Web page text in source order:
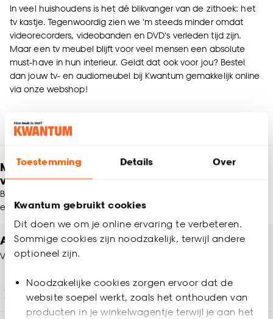
Toestemming Details Over
Kwantum gebruikt cookies
Dit doen we om je online ervaring te verbeteren.
Sommige cookies zijn noodzakelijk, terwijl andere
optioneel zijn.
Noodzakelijke cookies zorgen ervoor dat de
website soepel werkt, zoals het onthouden van
producten in je winkelwagentje terwijl je aan het
In veel huishoudens is het dé blikvanger van de zithoek: het
tv kastje. Tegenwoordig zien we 'm steeds minder omdat
videorecorders, videobanden en DVD's verleden tijd zijn.
Maar een tv meubel blijft voor veel mensen een absolute
must-have in hun interieur. Geldt dat ook voor jou? Bestel
dan jouw tv- en audiomeubel bij Kwantum gemakkelijk online
via onze webshop!
Meld je aan en ontvang € 5,- korting op je
volgende bestelling
Blijf per e-mail op de hoogte van leuke aanbiedingen, inspiratie
en meer!
Altijd een winkel in de buurt
Vind jouw Kwantum winkel
Winkels en openingstijden